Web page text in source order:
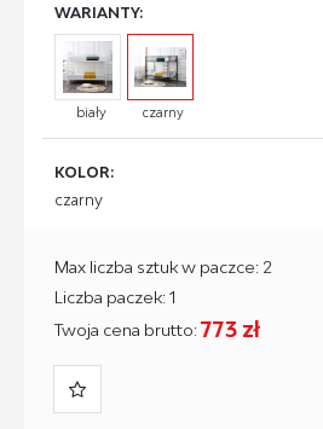
WARIANTY:
biały czarny
KOLOR:
czarny
Twoja cena brutto:773 zł
Max liczba sztuk w paczce: 2
Liczba paczek: 1